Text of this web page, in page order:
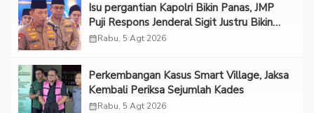
Isu pergantian Kapolri Bikin Panas, JMP
Puji Respons Jenderal Sigit Justru Bikin
“Adem”
calendar_monthRabu, 5 Agt 2026
Perkembangan Kasus Smart Village, Jaksa
Kembali Periksa Sejumlah Kades
calendar_monthRabu, 5 Agt 2026